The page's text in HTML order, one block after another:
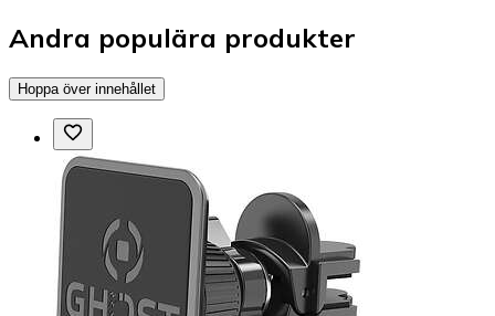
Andra populära produkter
Hoppa över innehållet